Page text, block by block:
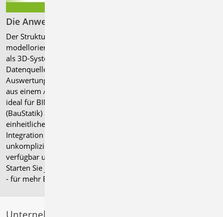
Die Anwendungen der mb WorkSuite vorgestellt
Der StrukturEditor der mb WorkSuite ist Ihr Einstieg in die
modellorientierte Tragwerksplanung. Er bildet das Tragwerk
als 3D-Systemlinienmodell ab und dient als zentrale
Datenquelle für Lastermittlungen, Nachweise und
Auswertungen. Das Strukturmodell kann direkt erstellt oder
aus einem Architektur- bzw. IFC-Modell abgeleitet werden –
ideal für BIM-Projekte. Es unterstützt sowohl Positionsstatik
(BauStatik) als auch FE-Berechnungen (MicroFe) auf
einheitlicher Geometriebasis. Die intuitive Bedienung und die
Integration in die mb WorkSuite ermöglichen einen schnellen,
unkomplizierten Einstieg. Der StrukturEditor ist kostenfrei
verfügbar und kann durch Zusatzmodule erweitert werden.
Starten Sie jetzt mit der modellorientierten Tragwerksplanung
- für mehr Effizienz und Planungssicherheit.